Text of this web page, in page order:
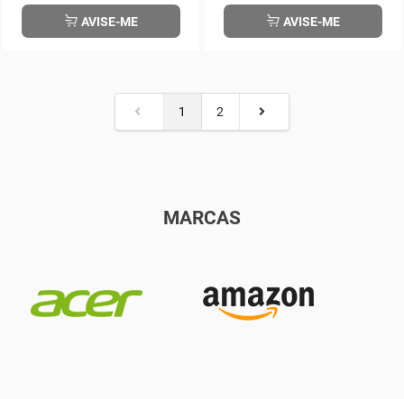
AVISE-ME AVISE-ME
1 2
MARCAS